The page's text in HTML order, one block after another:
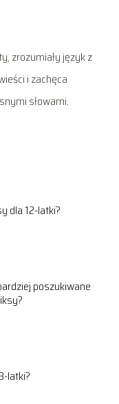
zrozumiały język z
i zachęca
słowami.
dla 12-latki?
poszukiwane
latki?